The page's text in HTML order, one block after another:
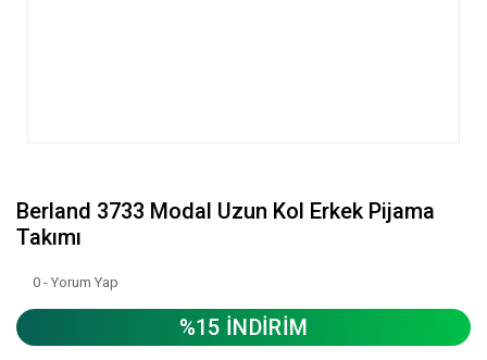
Berland 3733 Modal Uzun Kol Erkek Pijama
Takımı
0 - Yorum Yap
%15 İNDİRİM